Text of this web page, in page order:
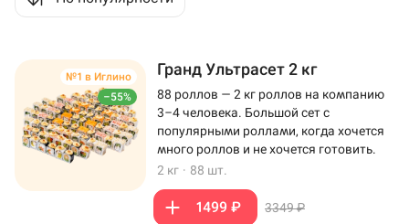
–55%
№1 в Иглино Гранд Ультрасет 2 кг
88 роллов — 2 кг роллов на компанию
3–4 человека. Большой сет с
популярными роллами, когда хочется
много роллов и не хочется готовить.
2 кг · 88 шт.
1499 ₽ 3349 ₽